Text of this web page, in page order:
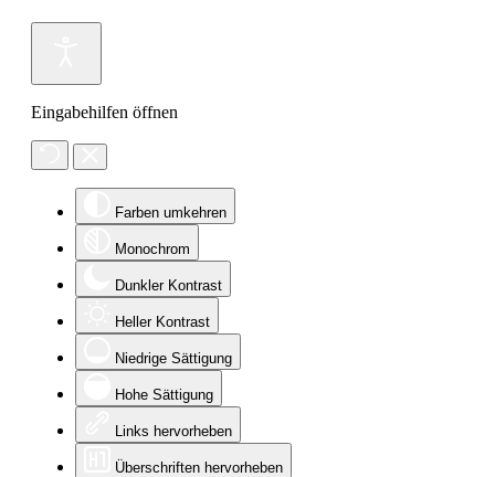
Eingabehilfen öffnen
Farben umkehren
Monochrom
Dunkler Kontrast
Heller Kontrast
Niedrige Sättigung
Hohe Sättigung
Links hervorheben
Überschriften hervorheben